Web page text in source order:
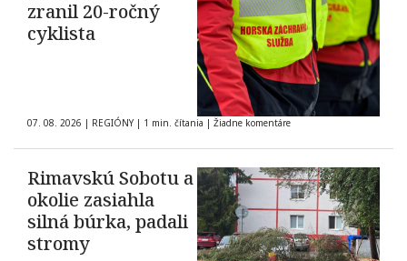
zranil 20-ročný
cyklista
07. 08. 2026 | REGIÓNY | 1 min. čítania | Žiadne komentáre
Rimavskú Sobotu a
okolie zasiahla
silná búrka, padali
stromy